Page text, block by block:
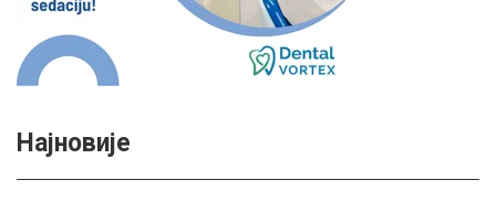
Најновије